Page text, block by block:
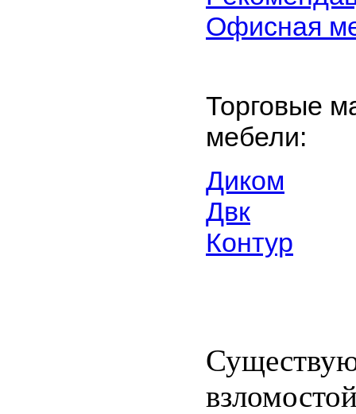
Офисная
Торговые
мебели:
Диком
Двк
Контур